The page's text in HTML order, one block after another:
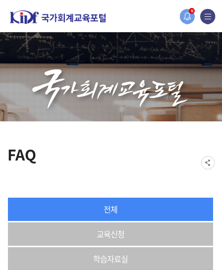
N
홈페이지가 새롭게 개편되었습니다.
한국조세재정연구원홈페이지가 새롭게 개설되었습니다.
FAQ
전체
교육신청
학습자료실